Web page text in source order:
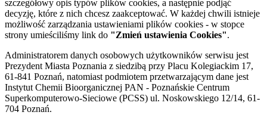
szczegółowy opis typów plików cookies, a następnie podjąć
decyzję, które z nich chcesz zaakceptować. W każdej chwili istnieje
możliwość zarządzania ustawieniami plików cookies - w stopce
strony umieściliśmy link do "Zmień ustawienia Cookies".
Administratorem danych osobowych użytkowników serwisu jest
Prezydent Miasta Poznania z siedzibą przy Placu Kolegiackim 17,
61-841 Poznań, natomiast podmiotem przetwarzającym dane jest
Instytut Chemii Bioorganicznej PAN - Poznańskie Centrum
Superkomputerowo-Sieciowe (PCSS) ul. Noskowskiego 12/14, 61-
704 Poznań.